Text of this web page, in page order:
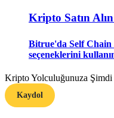
Ticaret stratejileri
Kripto Satın Alın
Bitrue'da Self Chain
seçeneklerini
Kripto Yolculuğunuza Şimdi
Kaydol